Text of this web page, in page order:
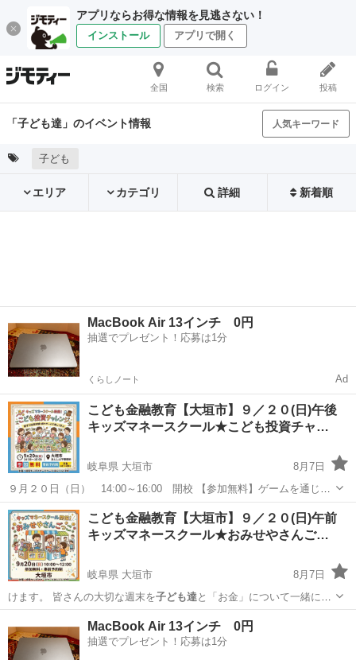
アプリならお得な情報を見逃さない！
インストール アプリで開く
全国 検索 ログイン 投稿
「子ども達」のイベント情報 人気キーワード
子ども
エリア カテゴリ 詳細 新着順
MacBook Air 13インチ 0円
抽選でプレゼント！応募は1分
くらしノート Ad
こども金融教育【大垣市】９／２０(日)午後
キッズマネースクール★こども投資チャ…
岐阜県 大垣市
8月7日
９月２０日（日） 14:00～16:00 開校 【参加無料】ゲームを通じて
投資の基礎を親子で学ぶことが出来ます！ 🚀💰 子ども投資チャレン
ジ！開催のお知らせ 📈🍎 「投資」って難しそう？ いいえ、そんなこ
とはありま...
岐阜 大垣市 セミナー
こども金融教育【大垣市】９／２０(日)午前
キッズマネースクール★おみせやさんご…
岐阜県 大垣市
8月7日
けます。 皆さんの大切な週末を子ども達と「お金」について一緒に学
んでみませ…
キッズマネースクール
MacBook Air 13インチ 0円
抽選でプレゼント！応募は1分